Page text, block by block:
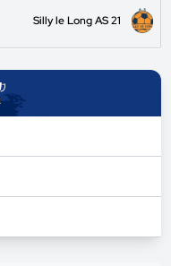
Silly le Long AS 21